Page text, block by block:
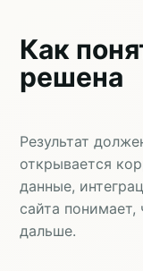
Как
решена
Результат
открывается
данные,
сайта понимает,
дальше.